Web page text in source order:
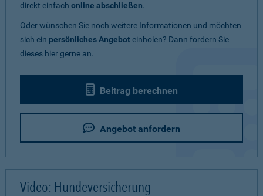
direkt einfach online abschließen.
Oder wünschen Sie noch weitere Informationen und möchten
sich ein persönliches Angeboteinholen? Dann fordern Sie
dieses hier gerne an.
Beitrag berechnen
Angebot anfordern
Video: Hundeversicherung